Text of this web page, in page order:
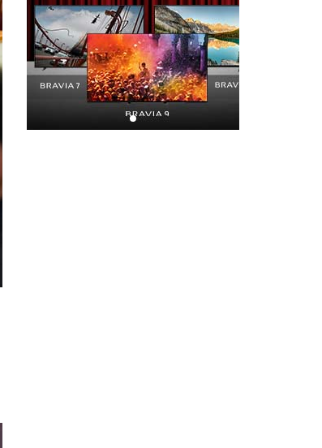
2026-07-08
Нийслэлийн хүүхдийн
сэргээн засах “Эрүүл
үрс” төв үйл
ажиллагаагаа явуулахад
бэлэн боллоо2026-07-08
СХД-ийн СТ-4 орон